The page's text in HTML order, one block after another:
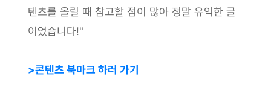
텐츠를 올릴 때 참고할 점이 많아 정말 유익한 글
이었습니다!"
>콘텐츠 북마크 하러 가기